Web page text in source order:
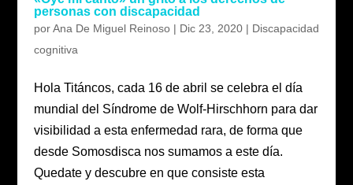
personas con discapacidad
porAna De Miguel Reinoso| Dic 23, 2020| Discapacidad
cognitiva
Hola Titáncos, cada 16 de abril se celebra el día
mundial del Síndrome de Wolf-Hirschhorn para dar
visibilidad a esta enfermedad rara, de forma que
desde Somosdisca nos sumamos a este día.
Quedate y descubre en que consiste esta